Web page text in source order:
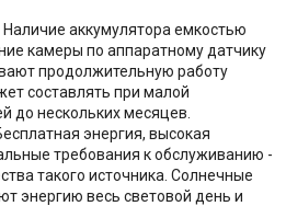
аккумулятора емкостью
камеры по аппаратному датчику
продолжительную работу
составлять при малой
до нескольких месяцев.
энергия, высокая
требования к обслуживанию -
такого источника. Солнечные
энергию весь световой день и